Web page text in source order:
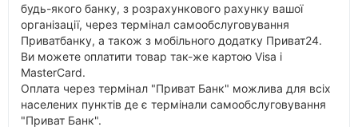
будь-якого банку, з розрахункового рахунку вашої
організації, через термінал самообслуговування
Приватбанку, а також з мобільного додатку Приват24.
Ви можете оплатити товар так-же картою Visa і
MasterCard.
Оплата через термінал "Приват Банк" можлива для всіх
населених пунктів де є термінали самообслуговування
"Приват Банк".